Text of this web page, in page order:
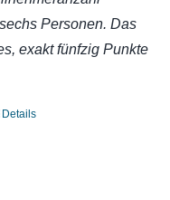
Personen. Das
exakt fünfzig Punkte
Details